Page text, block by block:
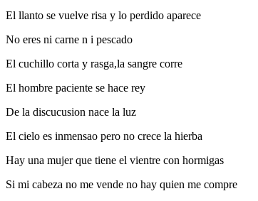
El llanto se vuelve risa y lo
No eres ni carne n i pescado
El cuchillo corta y rasga,la sangre corre
El hombre paciente se hace rey
De la discucusion nace la luz
El cielo es inmensao pero no crece la hierba
Hay una mujer que tiene el vientre con hormigas
Si mi cabeza no me vende no hay quien me compre